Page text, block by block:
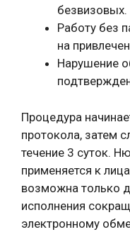
безвизовых.
Работу без
на
Нарушение
Процедура
протокола, затем
течение 3 суток.
применяется к
возможна только
исполнения
электронному